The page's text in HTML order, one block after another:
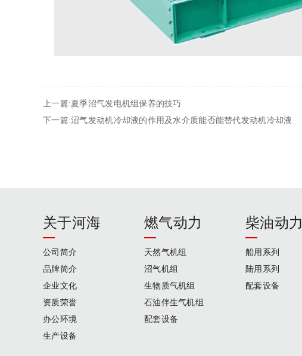
上一篇:夏季沼气发电机组保养的技巧
下一篇:沼气发动机冷却液的作用及水介质能否能替代发动机冷却液
关于河海
公司简介
品牌简介
企业文化
资质荣誉
办公环境
生产设备
燃气动力
天然气机组
沼气机组
生物质气机组
石油伴生气机组
配套设备
柴油动力
船用系列
陆用系列
配套设备